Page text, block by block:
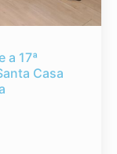
a 17ª
Casa